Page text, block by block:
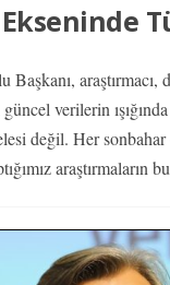
verilerin
değil. Her
araştırmaların